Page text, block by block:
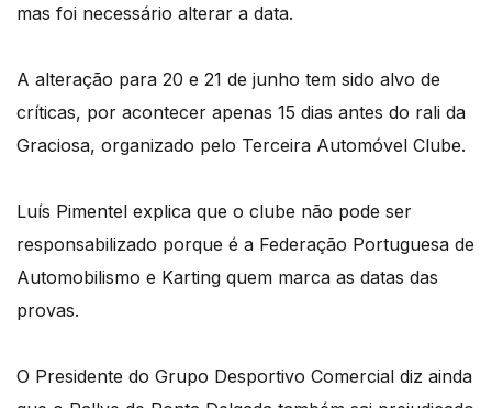
mas foi necessário alterar a data.
A alteração para 20 e 21 de junho tem sido alvo de
críticas, por acontecer apenas 15 dias antes do rali da
Graciosa, organizado pelo Terceira Automóvel Clube.
Luís Pimentel explica que o clube não pode ser
responsabilizado porque é a Federação Portuguesa de
Automobilismo e Karting quem marca as datas das
provas.
O Presidente do Grupo Desportivo Comercial diz ainda